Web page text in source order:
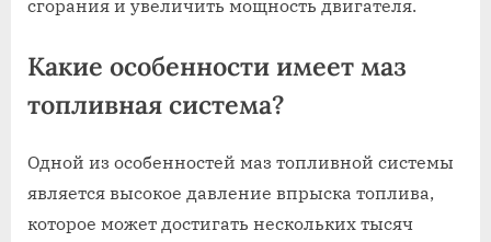
сгорания и увеличить мощность двигателя.
Какие особенности имеет маз
топливная система?
Одной из особенностей маз топливной системы
является высокое давление впрыска топлива,
которое может достигать нескольких тысяч